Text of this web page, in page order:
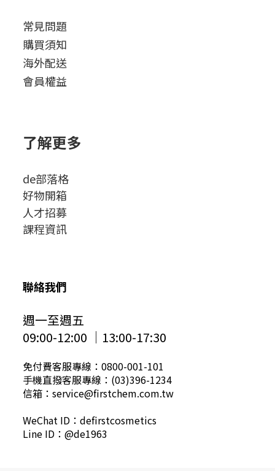
常見問題
購買須知
海外配送
會員權益
了解更多
de部落格
好物開箱
人才招募
課程資訊
聯絡我們
週一至週五
09:00-12:00 │13:00-17:30
免付費客服專線：0800-001-101
手機直撥客服專線：(03)396-1234
信箱：service@firstchem.com.tw
WeChat ID：defirstcosmetics
Line ID：@de1963